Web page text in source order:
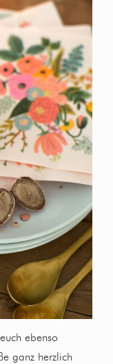
ebenso
ganz herzlich